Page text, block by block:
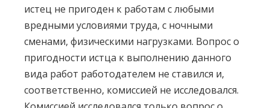
истец не пригоден к работам с любыми
вредными условиями труда, с ночными
сменами, физическими нагрузками. Вопрос о
пригодности истца к выполнению данного
вида работ работодателем не ставился и,
соответственно, комиссией не исследовался.